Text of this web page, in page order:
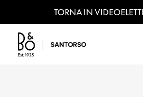
TORNA IN